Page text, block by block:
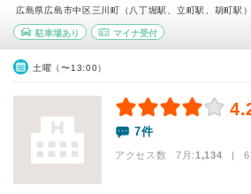
広島県広島市中区三川町（八丁堀駅、立町駅、胡町駅）
駐車場あり マイナ受付
土曜（〜13:00）
7件
アクセス数 7月:1,134 | 6